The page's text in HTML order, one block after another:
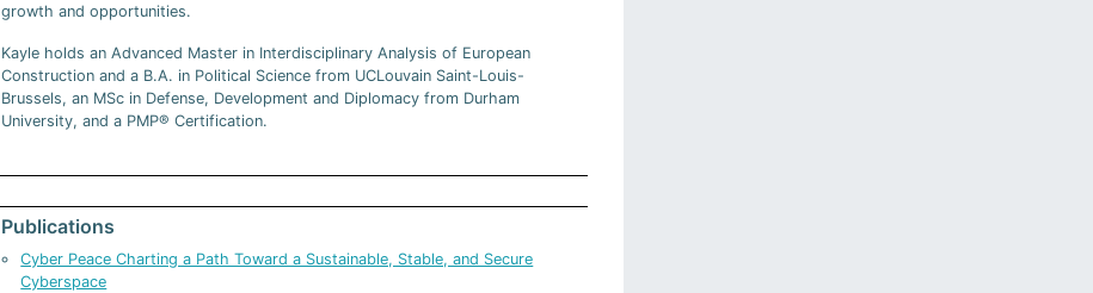
growth and opportunities.
Kayle holds an Advanced Master in Interdisciplinary Analysis of European
Construction and a B.A. in Political Science from UCLouvain Saint-Louis-
Brussels, an MSc in Defense, Development and Diplomacy from Durham
University, and a PMP® Certification.
Publications
Cyber Peace Charting a Path Toward a Sustainable, Stable, and Secure
Cyberspace